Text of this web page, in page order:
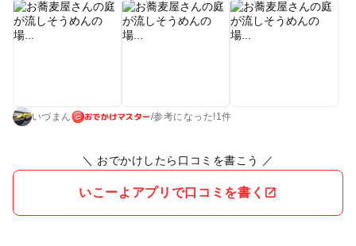
とろろおつゆの二つがあるので、水で薄まりにくく良かったで
す。周りの方は天ぷらを頼む方が多く、皆さん美味しいと言っ
ていました。 最初の10時は1回に16人位が一斉に食べるので、
いたところに入る流れです。 子どもはとても楽しんでいまし
も楽しそうでした。 他の方々とそうめんを流す方々の呼吸を合
わせようとする流れで、和気あいあいとした感じなので良かっ
たです。子どもが少ない分、子どもに優しくしようという雰囲
気でありがたかったです。 ※但し、一番下の方は流しそうめん
いづまん おでかけマスター/参考に なった!1件
＼ おでかけしたら口コミを書こう ／
いこーよアプリで口コミを書く